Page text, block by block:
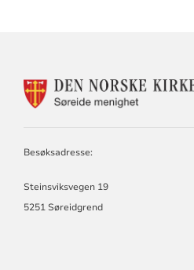
Besøksadresse:
Steinsviksvegen 19
5251 Søreidgrend